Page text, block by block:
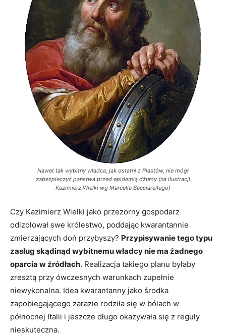
Nawet tak wybitny władca, jak ostatni z Piastów, nie mógł
zabezpieczyć państwa przed epidemią dżumy (na ilustracji
Kazimierz Wielki wg Marcella Bacciarellego)
Czy Kazimierz Wielki jako przezorny gospodarz
odizolował swe królestwo, poddając kwarantannie
zmierzających doń przybyszy? Przypisywanie tego typu
zasług skądinąd wybitnemu władcy nie ma żadnego
oparcia w źródłach. Realizacja takiego planu byłaby
zresztą przy ówczesnych warunkach zupełnie
niewykonalna. Idea kwarantanny jako środka
zapobiegającego zarazie rodziła się w bólach w
północnej Italii i jeszcze długo okazywała się z reguły
nieskuteczna.